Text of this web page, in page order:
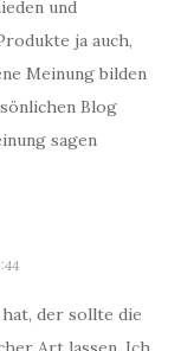
und
ja auch,
Meinung bilden
Blog
sagen
der sollte die